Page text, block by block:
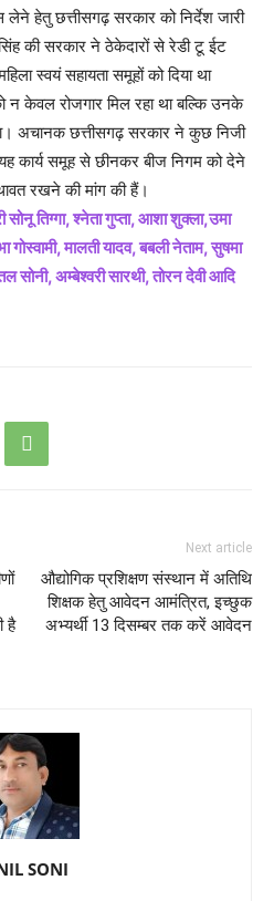
लेने हेतु छत्तीसगढ़ सरकार को निर्देश जारी
की सरकार ने ठेकेदारों से रेडी टू ईट
स्वयं सहायता समूहों को दिया था
न केवल रोजगार मिल रहा था बल्कि उनके
था। अचानक छत्तीसगढ़ सरकार ने कुछ निजी
कार्य समूह से छीनकर बीज निगम को देने
रखने की मांग की हैं।
सोनू तिग्गा, श्नेता गुप्ता, आशा शुक्ला,उमा
गोस्वामी, मालती यादव, बबली नेताम, सुषमा
सोनी, अम्बेश्वरी सारथी, तोरन देवी आदि
है
Next article
औद्योगिक प्रशिक्षण संस्थान में अतिथि
शिक्षक हेतु आवेदन आमंत्रित, इच्छुक
अभ्यर्थी 13 दिसम्बर तक करें आवेदन
SONI